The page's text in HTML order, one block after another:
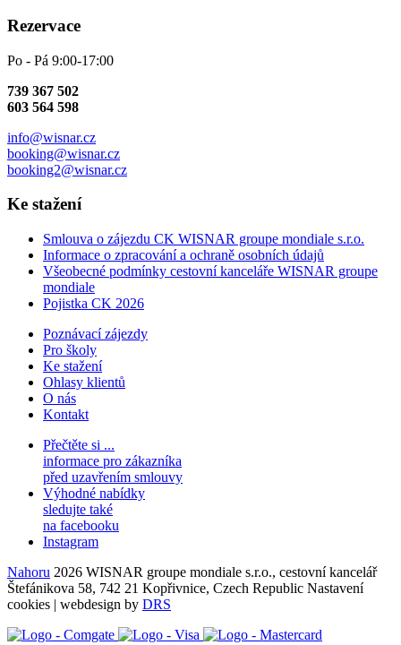
Rezervace
Po - Pá 9:00-17:00
739 367 502
603 564 598
info@wisnar.cz
booking@wisnar.cz
booking2@wisnar.cz
Ke stažení
Smlouva o zájezdu CK WISNAR groupe mondiale s.r.o.
Informace o zpracování a ochraně osobních údajů
Všeobecné podmínky cestovní kanceláře WISNAR groupe
mondiale
Pojistka CK 2026
Poznávací zájezdy
Pro školy
Ke stažení
Ohlasy klientů
O nás
Kontakt
Přečtěte si ...
informace pro zákazníka
před uzavřením smlouvy
Výhodné nabídky
sledujte také
na facebooku
Instagram
Nahoru 2026 WISNAR groupe mondiale s.r.o., cestovní kancelář
Štefánikova 58, 742 21 Kopřivnice, Czech Republic Nastavení
cookies | webdesign by DRS